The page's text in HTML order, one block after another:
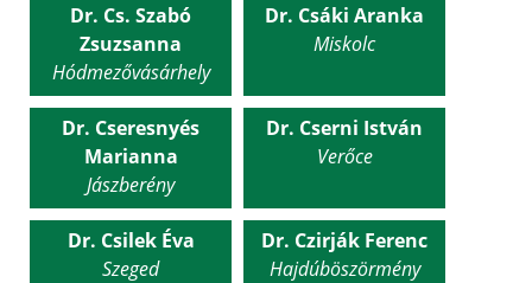
Dr. Cs. Szabó
Zsuzsanna
Hódmezővásárhely
Dr. Csáki Aranka
Miskolc
Dr. Cseresnyés
Marianna
Jászberény
Dr. Cserni István
Verőce
Dr. Csilek Éva
Szeged
Dr. Czirják Ferenc
Hajdúböszörmény